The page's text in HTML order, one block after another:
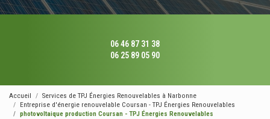
06 46 87 31 38
06 25 89 05 90
Accueil
Services de TPJ Énergies Renouvelables à Narbonne
Entreprise d'énergie renouvelable Coursan - TPJ Énergies Renouvelables
photovoltaique production Coursan - TPJ Énergies Renouvelables